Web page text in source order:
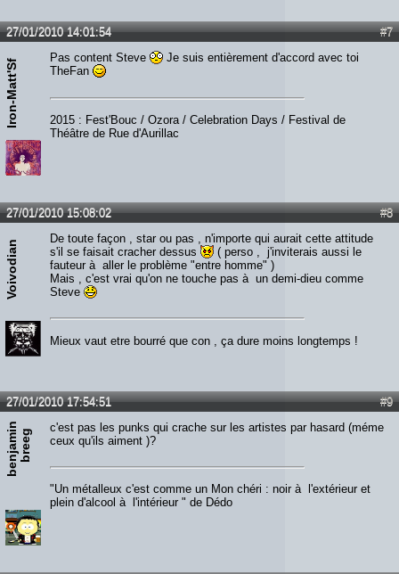
#7
27/01/2010 14:01:54
Iron-Matt'Sf
Pas content Steve
Je suis entièrement d'accord avec toi
TheFan
2015 : Fest'Bouc / Ozora / Celebration Days / Festival de
Théâtre de Rue d'Aurillac
#8
27/01/2010 15:08:02
Voivodian
De toute façon , star ou pas , n'importe qui aurait cette attitude
s'il se faisait cracher dessus
( perso , j'inviterais aussi le
fauteur à aller le problème "entre homme" )
Mais , c'est vrai qu'on ne touche pas à un demi-dieu comme
Steve
Mieux vaut etre bourré que con , ça dure moins longtemps !
#9
27/01/2010 17:54:51
b
e
n
j
a
mi
n
b
r
e
eg
c'est pas les punks qui crache sur les artistes par hasard (méme
ceux qu'ils aiment )?
"Un métalleux c'est comme un Mon chéri : noir à l'extérieur et
plein d'alcool à l'intérieur " de Dédo